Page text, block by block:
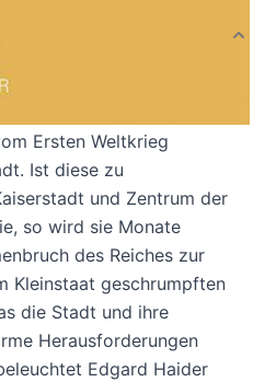
1918: Der
Ersten Weltkrieg
Ist diese zu
und Zentrum der
so wird sie Monate
des Reiches zur
Kleinstaat geschrumpften
die Stadt und ihre
Herausforderungen
Edgard Haider